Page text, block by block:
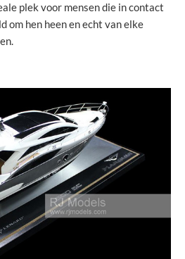
plek voor mensen die in contact
om hen heen en echt van elke